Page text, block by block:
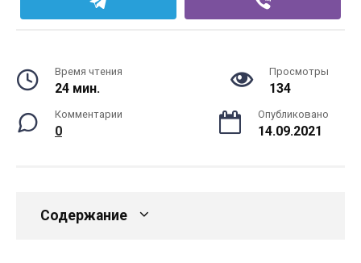
Время чтения
24 мин.
Просмотры
134
Комментарии
0
Опубликовано
14.09.2021
Содержание